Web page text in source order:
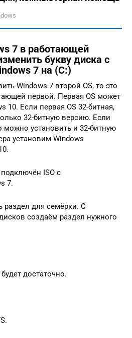
7 в работающей
букву диска с
7 на (C:)
Windows 7 второй OS, то это
первой. Первая OS может
10. Если первая OS 32-битная,
32-битную версию. Если
можно установить и 32-битную
установим Windows
ISO с
7.
раздел для семёрки. С
создаём раздел нужного
достаточно.